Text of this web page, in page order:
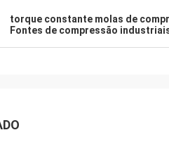
torque constante molas de
Fontes de compressão